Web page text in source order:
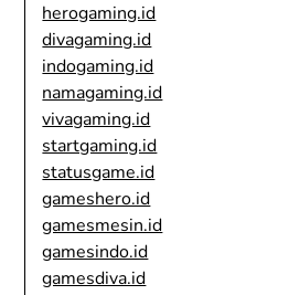
herogaming.id
divagaming.id
indogaming.id
namagaming.id
vivagaming.id
startgaming.id
statusgame.id
gameshero.id
gamesmesin.id
gamesindo.id
gamesdiva.id